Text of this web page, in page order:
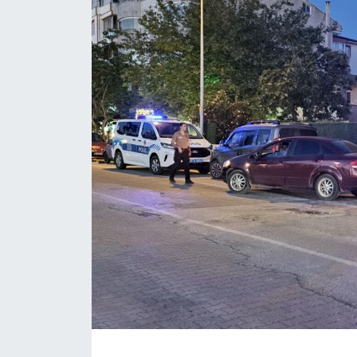
Daday Haberleri
Devrekani Haberleri
Doğanyurt Haberleri
Hanönü Haberleri
İhsangazi Haberleri
İnebolu Haberleri
Küre Haberleri
Merkez Haberleri